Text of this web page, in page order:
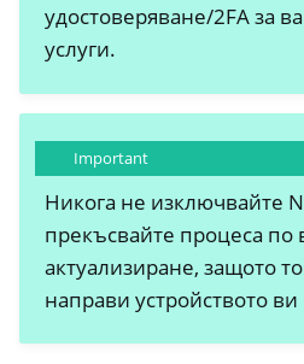
navigation of Nitrokey Pro 2
navigation of Nitrokey Start
удостоверяване/2FA за
услуги.
Important
Никога не изключвайте
прекъсвайте процеса по
актуализиране, защото
направи устройството